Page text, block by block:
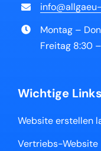
Montag –
Freitag 8:30
Wichtige Links
Website erstellen
Vertriebs-Website